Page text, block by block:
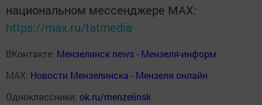
национальном мессенджере MАХ:
https://max.ru/tatmedia
ВКонтакте: Мензелинск news - Мензеля-информ
MAX: Новости Мензелинска - Мензеля онлайн
Одноклассники: ok.ru/menzelinsk